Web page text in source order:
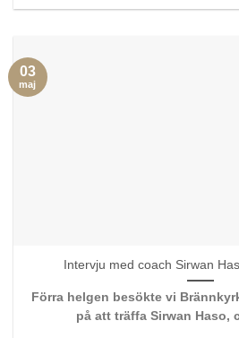
Intervju med coach Sirwan
Förra helgen besökte vi
på att träffa Sirwan Haso,
03
maj